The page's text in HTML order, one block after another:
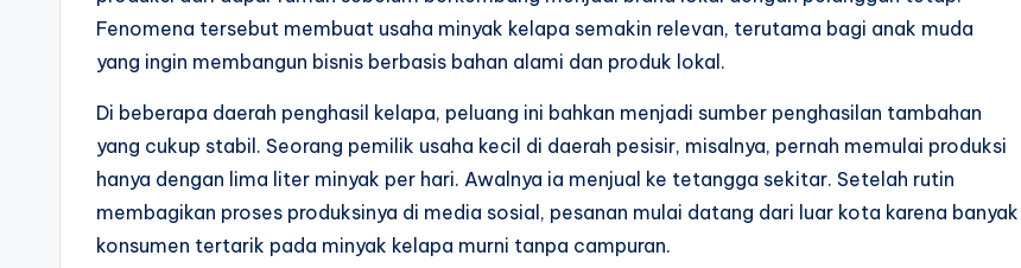
Fenomena tersebut membuat usaha minyak kelapa semakin relevan, terutama bagi anak muda
yang ingin membangun bisnis berbasis bahan alami dan produk lokal.
Di beberapa daerah penghasil kelapa, peluang ini bahkan menjadi sumber penghasilan tambahan
yang cukup stabil. Seorang pemilik usaha kecil di daerah pesisir, misalnya, pernah memulai produksi
hanya dengan lima liter minyak per hari. Awalnya ia menjual ke tetangga sekitar. Setelah rutin
membagikan proses produksinya di media sosial, pesanan mulai datang dari luar kota karena banyak
konsumen tertarik pada minyak kelapa murni tanpa campuran.